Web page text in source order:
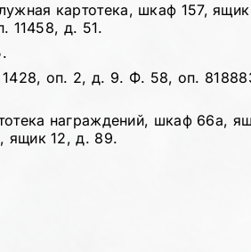
картотека, шкаф 157, ящик
11458, д. 51.
оп. 2, д. 9. Ф. 58, оп.
награждений, шкаф 66а,
ящик 12, д. 89.